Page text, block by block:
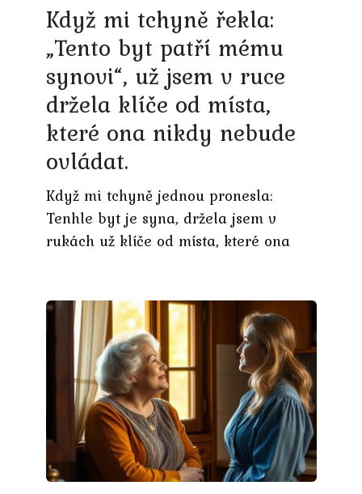
Když mi tchyně řekla:
„Tento byt patří mému
synovi“, už jsem v ruce
držela klíče od místa,
které ona nikdy nebude
ovládat.
Když mi tchyně jednou pronesla:
Tenhle byt je syna, držela jsem v
rukách už klíče od místa, které ona